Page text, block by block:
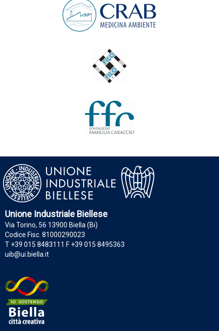
Unione Industriale Biellese
Via Torino, 56 13900 Biella (Bi)
Codice Fisc. 81000290023
T +39 015 8483111 F +39 015 8495363
uib@ui.biella.it